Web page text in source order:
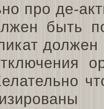
про де-
быть
должен